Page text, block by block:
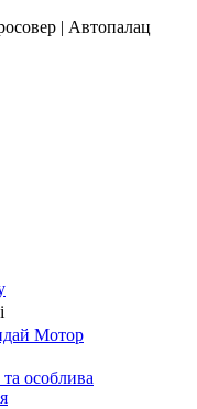
Мотор
особлива